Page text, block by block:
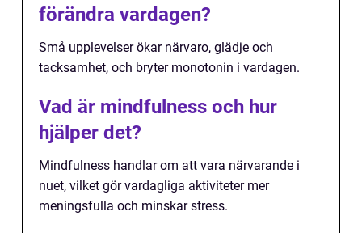
förändra vardagen?
Små upplevelser ökar närvaro, glädje och
tacksamhet, och bryter monotonin i vardagen.
Vad är mindfulness och hur
hjälper det?
Mindfulness handlar om att vara närvarande i
nuet, vilket gör vardagliga aktiviteter mer
meningsfulla och minskar stress.